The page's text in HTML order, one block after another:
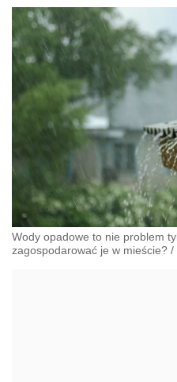
Wody opadowe to nie problem
zagospodarować je w mieście? /